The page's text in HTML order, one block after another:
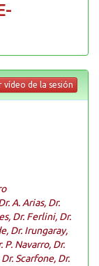
vídeo de la sesión
A. Arias, Dr.
Dr. Ferlini, Dr.
Dr. Irungaray,
P. Navarro, Dr.
Scarfone, Dr.